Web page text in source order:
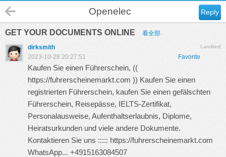
Reply
Openelec
GET YOUR DOCUMENTS ONLINE 看全部
Landlord
dirksmith
Favorite
2023-10-28 20:27:51
Kaufen Sie einen Führerschein, ((
https://fuhrerscheinemarkt.com )) Kaufen Sie einen
registrierten Führerschein, kaufen Sie einen gefälschten
Führerschein, Reisepässe, IELTS-Zertifikat,
Personalausweise, Aufenthaltserlaubnis, Diplome,
Heiratsurkunden und viele andere Dokumente.
Kontaktieren Sie uns ::::: https://fuhrerscheinemarkt.com
WhatsApp... +4915163084507